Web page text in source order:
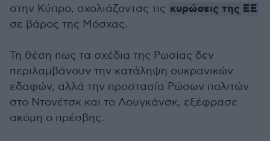
στην Κύπρο, σχολιάζοντας τις κυρώσεις της ΕΕ
σε βάρος της Μόσχας.
Τη θέση πως τα σχέδια της Ρωσίας δεν
περιλαμβάνουν την κατάληψη ουκρανικών
εδαφών, αλλά την προστασία Ρώσων πολιτών
στο Ντονέτσκ και το Λουγκάνσκ, εξέφρασε
ακόμη ο πρέσβης.